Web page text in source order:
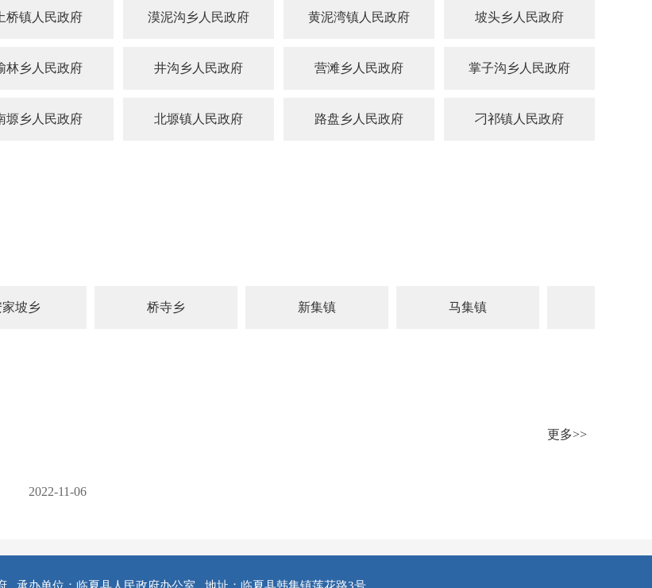
桥镇人民政府 漠泥沟乡人民政府 黄泥湾镇人民政府 坡头乡人民政府
林乡人民政府 井沟乡人民政府 营滩乡人民政府 掌子沟乡人民政府
塬乡人民政府 北塬镇人民政府 路盘乡人民政府 刁祁镇人民政府
家坡乡 桥寺乡 新集镇 马集镇
更多>>
2022-11-06